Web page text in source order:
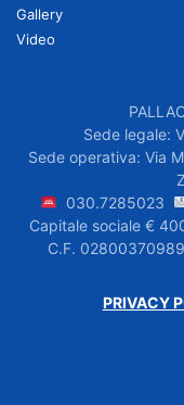
Gallery
Video
Sede legale:
Sede operativa: Via
030.7285023
Capitale sociale €
C.F.
PRIVACY